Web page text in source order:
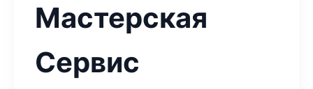
Мастерская
Сервис